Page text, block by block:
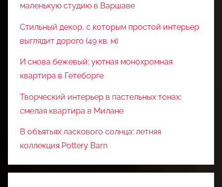
маленькую студию в Варшаве
Стильный декор, с которым простой интерьер
выглядит дорого (49 кв. м)
И снова бежевый: уютная монохромная
квартира в Гетеборге
Творческий интерьер в пастельных тонах:
смелая квартира в Милане
В объятьях ласкового солнца: летняя
коллекция Pottery Barn